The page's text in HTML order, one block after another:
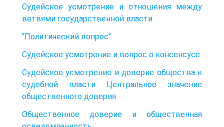
Судейское усмотрение и отношения между
ветвями государственной власти
“Политический вопрос"
Судейское усмотрение и вопрос о консенсусе
Судейское усмотрение и доверие общества к
судебной власти Центральное значение
общественного доверия
Общественное доверие и общественная